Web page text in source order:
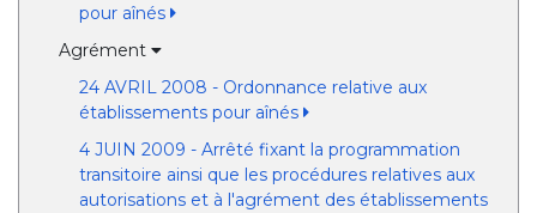
pour aînés
Agrément
24 AVRIL 2008 - Ordonnance relative aux
établissements pour aînés
4 JUIN 2009 - Arrêté fixant la programmation
transitoire ainsi que les procédures relatives aux
autorisations et à l'agrément des établissements